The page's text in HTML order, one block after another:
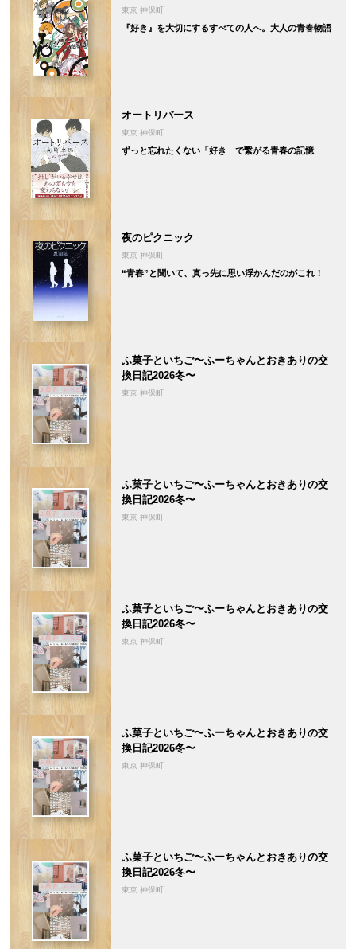
東京 神保町
『好き』を大切にするすべての人へ。大人の青春物語
オートリバース
東京 神保町
ずっと忘れたくない「好き」で繋がる青春の記憶
夜のピクニック
東京 神保町
“青春”と聞いて、真っ先に思い浮かんだのがこれ！
ふ菓子といちご〜ふーちゃんとおきありの交
換日記2026冬〜
東京 神保町
ふ菓子といちご〜ふーちゃんとおきありの交
換日記2026冬〜
東京 神保町
ふ菓子といちご〜ふーちゃんとおきありの交
換日記2026冬〜
東京 神保町
ふ菓子といちご〜ふーちゃんとおきありの交
換日記2026冬〜
東京 神保町
ふ菓子といちご〜ふーちゃんとおきありの交
換日記2026冬〜
東京 神保町